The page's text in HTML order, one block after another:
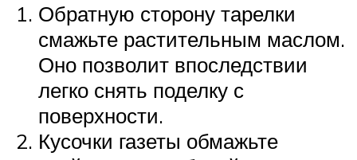
Обратную сторону тарелки
смажьте растительным маслом.
Оно позволит впоследствии
легко снять поделку с
поверхности.
Кусочки газеты обмажьте